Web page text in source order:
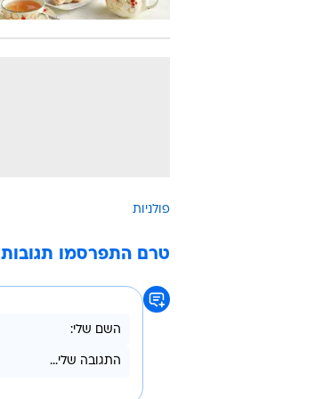
פולניות
טרם התפרסמו תגובות